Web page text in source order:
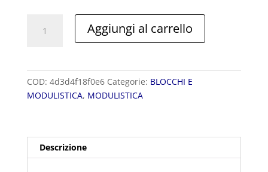
Aggiungi al carrello
COD: 4d3d4f18f0e6 Categorie: BLOCCHI E
MODULISTICA, MODULISTICA
Descrizione